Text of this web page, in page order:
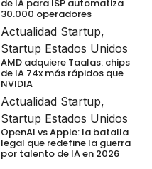
de IA para ISP automatiza
30.000 operadores
Actualidad Startup,
Startup Estados Unidos
AMD adquiere Taalas: chips
de IA 74x más rápidos que
NVIDIA
Actualidad Startup,
Startup Estados Unidos
OpenAI vs Apple: la batalla
legal que redefine la guerra
por talento de IA en 2026